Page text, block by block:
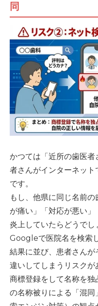
同
かつては「近所の歯医
者さんがインターネッ
です。
もし、他県に同じ名前
が痛い」「対応が悪い
炎上していたらどうでし
Googleで医院名を検索
結果に並び、患者さん
違いしてしまうリスクが
商標登録をして名称を独
の名称被りによる「混